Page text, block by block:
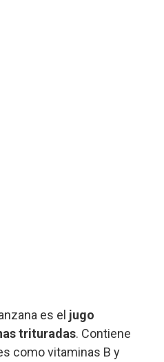
es el jugo
trituradas. Contiene
como vitaminas B y